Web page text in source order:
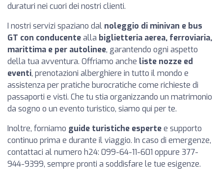
duraturi nei cuori dei nostri clienti.
I nostri servizi spaziano dal noleggio di minivan e bus
GT con conducentealla biglietteria aerea, ferroviaria,
marittima e per autolinee, garantendo ogni aspetto
della tua avventura. Offriamo anche liste nozze ed
eventi, prenotazioni alberghiere in tutto il mondo e
assistenza per pratiche burocratiche come richieste di
passaporti e visti. Che tu stia organizzando un matrimonio
da sogno o un evento turistico, siamo qui per te.
Inoltre, forniamo guide turistiche espertee supporto
continuo prima e durante il viaggio. In caso di emergenze,
contattaci al numero h24: 099-64-11-601 oppure 377-
944-9399, sempre pronti a soddisfare le tue esigenze.